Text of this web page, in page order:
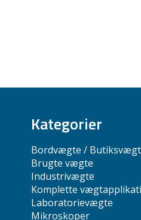
Kategorier
Bordvægte /
Brugte vægte
Industrivægte
Komplette
Laboratorievægte
Mikroskoper